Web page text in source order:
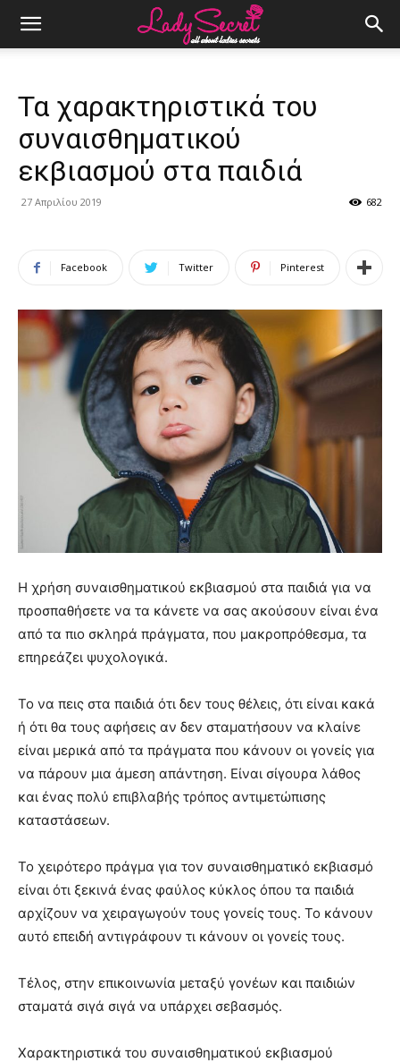
Τα χαρακτηριστικά του
συναισθηματικού
εκβιασμού στα παιδιά
27 Απριλίου 2019 682
Facebook Twitter Pinterest
Η χρήση συναισθηματικού εκβιασμού στα παιδιά για να
προσπαθήσετε να τα κάνετε να σας ακούσουν είναι ένα
από τα πιο σκληρά πράγματα, που μακροπρόθεσμα, τα
επηρεάζει ψυχολογικά.
Το να πεις στα παιδιά ότι δεν τους θέλεις, ότι είναι κακά
ή ότι θα τους αφήσεις αν δεν σταματήσουν να κλαίνε
είναι μερικά από τα πράγματα που κάνουν οι γονείς για
να πάρουν μια άμεση απάντηση. Είναι σίγουρα λάθος
και ένας πολύ επιβλαβής τρόπος αντιμετώπισης
καταστάσεων.
Το χειρότερο πράγμα για τον συναισθηματικό εκβιασμό
είναι ότι ξεκινά ένας φαύλος κύκλος όπου τα παιδιά
αρχίζουν να χειραγωγούν τους γονείς τους. Το κάνουν
αυτό επειδή αντιγράφουν τι κάνουν οι γονείς τους.
Τέλος, στην επικοινωνία μεταξύ γονέων και παιδιών
σταματά σιγά σιγά να υπάρχει σεβασμός.
Χαρακτηριστικά του συναισθηματικού εκβιασμού